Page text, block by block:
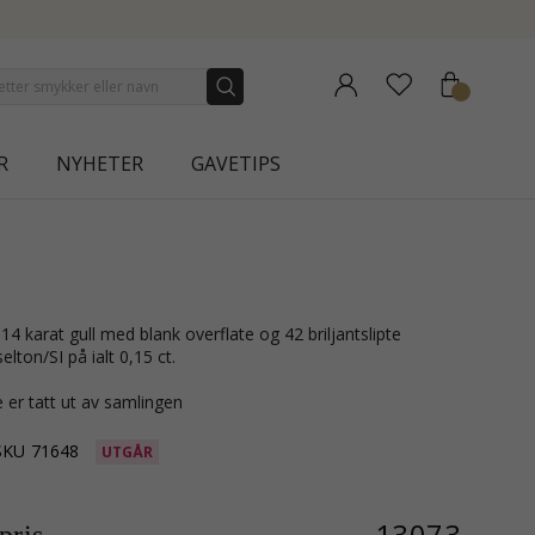
NYHETER GAVETIPS
SI på ialt 0,15 ct.
er tatt ut av samlingen
71648 UTGÅR